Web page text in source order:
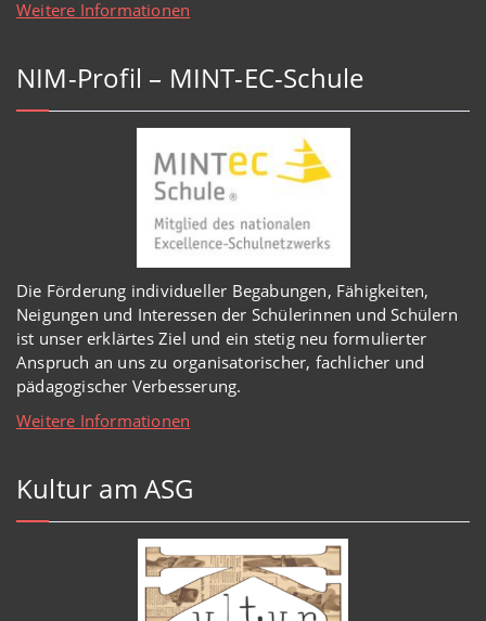
Weitere Informationen
NIM-Profil – MINT-EC-Schule
Die Förderung individueller Begabungen, Fähigkeiten,
Neigungen und Interessen der Schülerinnen und Schülern
ist unser erklärtes Ziel und ein stetig neu formulierter
Anspruch an uns zu organisatorischer, fachlicher und
pädagogischer Verbesserung.
Weitere Informationen
Kultur am ASG